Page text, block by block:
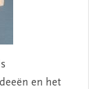
en het